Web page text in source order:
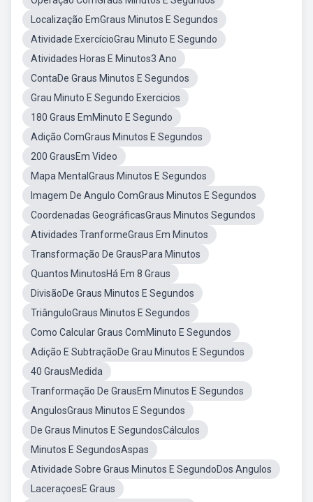
Localização EmGraus Minutos E Segundos
Atividade ExercícioGrau Minuto E Segundo
Atividades Horas E Minutos3 Ano
ContaDe Graus Minutos E Segundos
Grau Minuto E Segundo Exercicios
180 Graus EmMinuto E Segundo
Adição ComGraus Minutos E Segundos
200 GrausEm Video
Mapa MentalGraus Minutos E Segundos
Imagem De Angulo ComGraus Minutos E Segundos
Coordenadas GeográficasGraus Minutos Segundos
Atividades TranformeGraus Em Minutos
Transformação De GrausPara Minutos
Quantos MinutosHá Em 8 Graus
DivisãoDe Graus Minutos E Segundos
TriânguloGraus Minutos E Segundos
Como Calcular Graus ComMinuto E Segundos
Adição E SubtraçãoDe Grau Minutos E Segundos
40 GrausMedida
Tranformação De GrausEm Minutos E Segundos
AngulosGraus Minutos E Segundos
De Graus Minutos E SegundosCálculos
Minutos E SegundosAspas
Atividade Sobre Graus Minutos E SegundoDos Angulos
LaceraçoesE Graus